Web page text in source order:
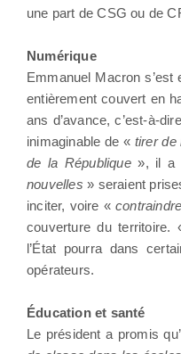
une part de CSG ou de
Numérique
Emmanuel Macron
entièrement couvert en
ans d’avance, c’est-à-
inimaginable de « tirer de
de la République», il a
nouvelles » seraient
inciter, voire «contraindre
couverture du
l’État pourra dans
opérateurs.
Éducation et santé
Le président a promis